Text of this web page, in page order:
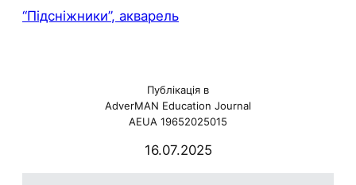
“Підсніжники”, акварель
Публікація в
AdverMAN Education Journal
AEUA 19652025015
16.07.2025